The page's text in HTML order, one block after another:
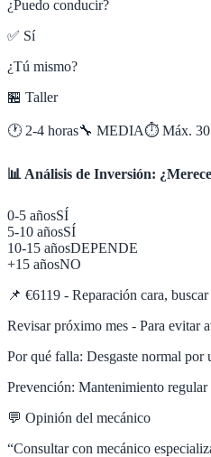
¿Puedo conducir?
✅ Sí
¿Tú mismo?
🏪 Taller
🕐 2-4 horas🔧 MEDIA⏱️ Máx. 30
📊 Análisis de Inversión:
0-5 añosSÍ
5-10 añosSÍ
10-15 añosDEPENDE
+15 añosNO
📌 €6119 - Reparación cara,
Revisar próximo mes - Para evitar
Por qué falla: Desgaste normal por
Prevención: Mantenimiento regular
💬 Opinión del mecánico
“Consultar con mecánico